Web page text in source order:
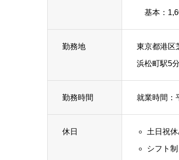
基本：
勤務地 東京都港区
浜松町駅5
勤務時間 就業時間：
休日 土日祝
シフト制